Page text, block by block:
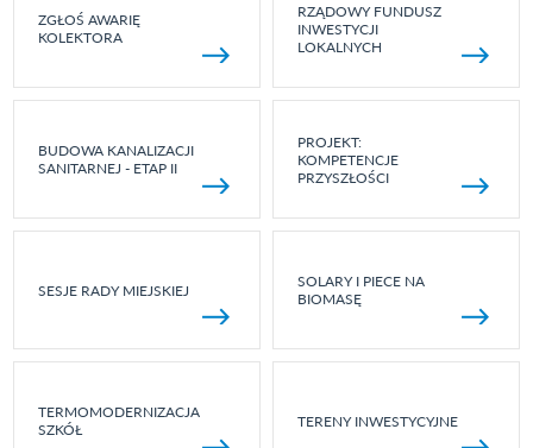
ZGŁOŚ AWARIĘ
KOLEKTORA
RZĄDOWY FUNDUSZ
INWESTYCJI
LOKALNYCH
BUDOWA KANALIZACJI
SANITARNEJ - ETAP II
PROJEKT:
KOMPETENCJE
PRZYSZŁOŚCI
SESJE RADY MIEJSKIEJ
SOLARY I PIECE NA
BIOMASĘ
TERMOMODERNIZACJA
SZKÓŁ
TERENY INWESTYCYJNE